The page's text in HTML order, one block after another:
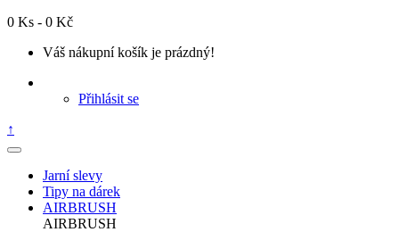
0 Ks - 0 Kč
Váš nákupní košík je prázdný!
Přihlásit se
↑
Jarní slevy
Tipy na dárek
AIRBRUSH
AIRBRUSH